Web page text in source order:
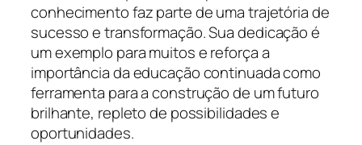
conhecimento faz parte de uma trajetória de
sucesso e transformação. Sua dedicação é
um exemplo para muitos e reforça a
importância da educação continuada como
ferramenta para a construção de um futuro
brilhante, repleto de possibilidades e
oportunidades.